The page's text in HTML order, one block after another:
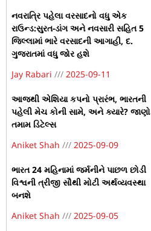
નવરાત્રિ પહેલા વરસાદનો વધુ એક
રાઉન્ડ:સુરત-ડાંગ અને નવસારી સહિત 5
જિલ્લામાં ભારે વરસાદની આગાહી, દ.
ગુજરાતમાં વધુ જોર હશે
Jay Rabari
2025-09-11
આજથી એશિયા કપનો પ્રારંભ, ભારતની
પહેલી મેચ કોની સામે, અને ક્યારે? જાણો
તમામ ડિટેલ્સ
Aniket Shah
2025-09-09
ભારત 24 મહિનામાં જર્મનીને પાછળ છોડી
વિશ્વની ત્રીજી સૌથી મોટી અર્થવ્યવસ્થા
બનશે
Aniket Shah
2025-09-05